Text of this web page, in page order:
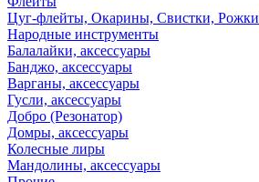
Цуг-флейты, Окарины, Свистки, Рожки
Народные инструменты
Балалайки, аксессуары
Банджо, аксессуары
Варганы, аксессуары
Гусли, аксессуары
Добро (Резонатор)
Домры, аксессуары
Колесные лиры
Мандолины, аксессуары